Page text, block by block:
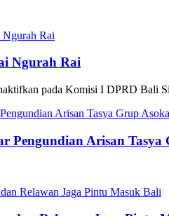
Ngurah Rai
pada Komisi I DPRD Bali
Pengundian Arisan Tasya